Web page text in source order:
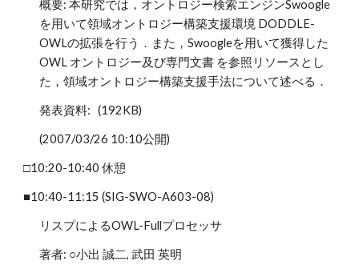
概要: 本研究では，オントロジー検索エンジンSwoogle
を用いて領域オントロジー構築支援環境 DODDLE-
OWLの拡張を行う．また，Swoogleを用いて獲得した
OWL オントロジー及び専門文書 を参照リソースとし
た，領域オントロジー構築支援手法について述べる．
発表資料: (192KB)
(2007/03/26 10:10公開)
□10:20-10:40 休憩
■10:40-11:15 (SIG-SWO-A603-08)
リスプによるOWL-Fullプロセッサ
著者: ○小出 誠二, 武田 英明